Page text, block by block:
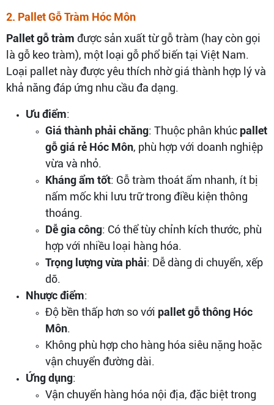
2. Pallet Gỗ Tràm Hóc Môn
Pallet gỗ tràm được sản xuất từ gỗ tràm (hay còn gọi
là gỗ keo tràm), một loại gỗ phổ biến tại Việt Nam.
Loại pallet này được yêu thích nhờ giá thành hợp lý và
khả năng đáp ứng nhu cầu đa dạng.
Ưu điểm:
Giá thành phải chăng: Thuộc phân khúc pallet
gỗ giá rẻ Hóc Môn, phù hợp với doanh nghiệp
vừa và nhỏ.
Kháng ẩm tốt: Gỗ tràm thoát ẩm nhanh, ít bị
nấm mốc khi lưu trữ trong điều kiện thông
thoáng.
Dễ gia công: Có thể tùy chỉnh kích thước, phù
hợp với nhiều loại hàng hóa.
Trọng lượng vừa phải: Dễ dàng di chuyển, xếp
dỡ.
Nhược điểm:
Độ bền thấp hơn so với pallet gỗ thông Hóc
Môn.
Không phù hợp cho hàng hóa siêu nặng hoặc
vận chuyển đường dài.
Ứng dụng:
Vận chuyển hàng hóa nội địa, đặc biệt trong